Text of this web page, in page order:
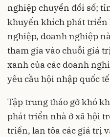
nghiệp chuyển đổi số;
khuyến khích phát triển
nghiệp, doanh nghiệp
tham gia vào chuỗi giá
xanh của các doanh
yêu cầu hội nhập quốc
Tập trung tháo gỡ khó
phát triển nhà ở xã hội
triển, lan tỏa các giá trị